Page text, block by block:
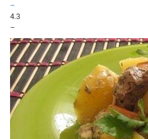
–
4.3
–